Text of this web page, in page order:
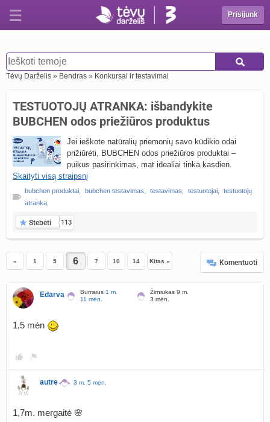
Prisijunk
Tėvų Darželis » Bendras » Konkursai ir testavimai
TESTUOTOJŲ ATRANKA: išbandykite
BUBCHEN odos priežiūros produktus
Jei ieškote natūralių priemonių savo kūdikio odai
prižiūrėti, BUBCHEN odos priežiūros produktai –
puikus pasirinkimas, mat idealiai tinka kasdien.
Skaityti visą straipsnį
bubchen produktai bubchen testavimas testavimas testuotojai
testuotojų
atranka
Stebėti 113
« 1 5 7 10 14 Kitas » Komentuoti
Edarva Bumsius 1 m.
11 mėn.
Žirniukas 9 m.
3 mėn.
1,5 mėn
autre 3 m. 5 mėn.
1,7m. mergaitė 🌸